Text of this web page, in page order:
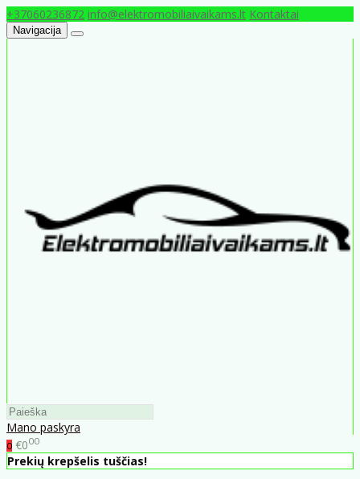
+37060236872 info@elektromobiliaivaikams.lt Kontaktai
Navigacija
Mano paskyra
0 €000
Prekių krepšelis tuščias!